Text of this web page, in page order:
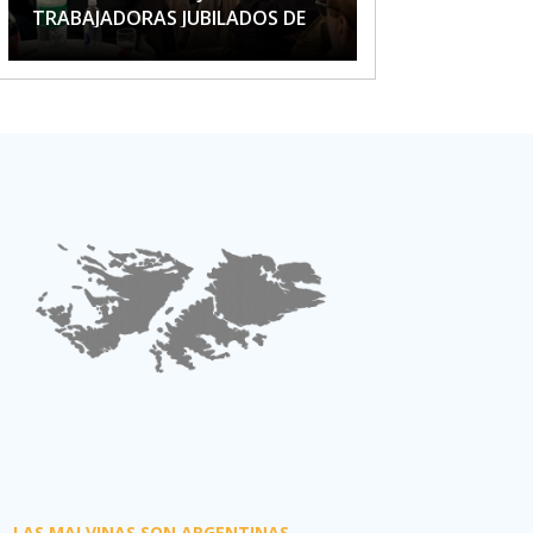
TRABAJADORAS JUBILADOS DE
APTA